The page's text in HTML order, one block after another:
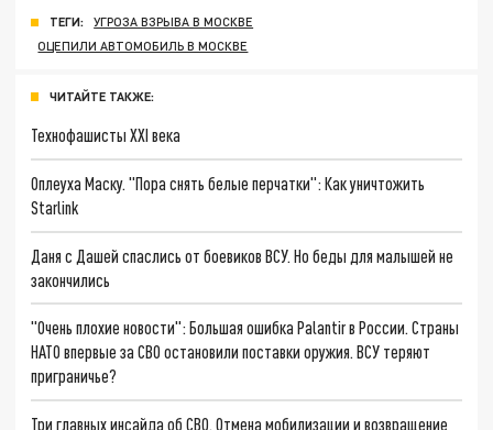
ТЕГИ:
УГРОЗА ВЗРЫВА В МОСКВЕ
ОЦЕПИЛИ АВТОМОБИЛЬ В МОСКВЕ
ЧИТАЙТЕ ТАКЖЕ:
Технофашисты XXI века
Оплеуха Маску. "Пора снять белые перчатки": Как уничтожить
Starlink
Даня с Дашей спаслись от боевиков ВСУ. Но беды для малышей не
закончились
"Очень плохие новости": Большая ошибка Palantir в России. Страны
НАТО впервые за СВО остановили поставки оружия. ВСУ теряют
приграничье?
Три главных инсайда об СВО. Отмена мобилизации и возвращение